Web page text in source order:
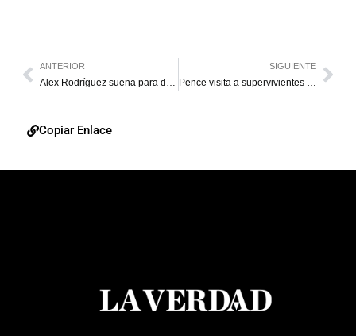
ANTERIOR
Alex Rodríguez suena para dirigir a los Yankees
SIGUIENTE
Pence visita a supervivientes de tiroteo de Texas
Copiar Enlace